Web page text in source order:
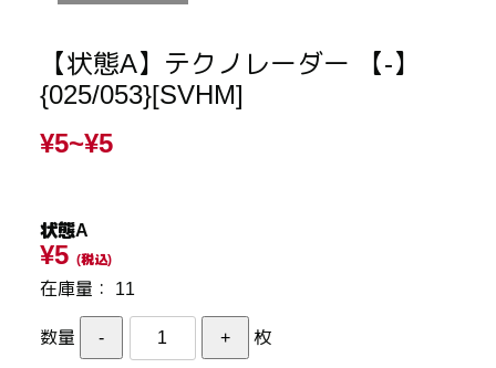
【状態A】テクノレーダー 【-】
{025/053}[SVHM]
¥5~¥5
状態A
¥5 (税込)
在庫量： 11
数量 枚